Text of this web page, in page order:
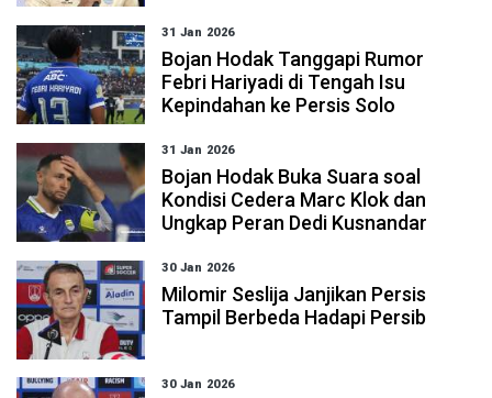
31 Jan 2026
Bojan Hodak Tanggapi Rumor
Febri Hariyadi di Tengah Isu
Kepindahan ke Persis Solo
31 Jan 2026
Bojan Hodak Buka Suara soal
Kondisi Cedera Marc Klok dan
Ungkap Peran Dedi Kusnandar
30 Jan 2026
Milomir Seslija Janjikan Persis
Tampil Berbeda Hadapi Persib
30 Jan 2026